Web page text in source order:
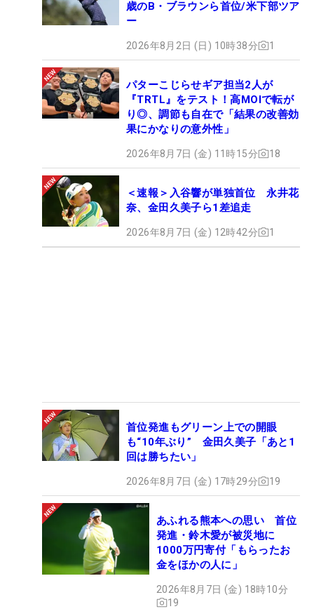
歳のB・ブラウンら首位/米下部ツア
ー
2026年8月2日 (日) 10時38分 1
パターこじらせギア担当2人が
『TRTL』をテスト！高MOIで転が
り◎、調節も自在で「結果の改善効
果にかなりの意外性」
2026年8月7日 (金) 11時15分 18
＜速報＞入谷響が単独首位 永井花
奈、金田久美子ら1差追走
2026年8月7日 (金) 12時42分 1
首位発進もグリーン上での開眼
も“10年ぶり” 金田久美子「あと1
回は勝ちたい」
2026年8月7日 (金) 17時29分 19
あふれる熊本への思い 首位
発進・鈴木愛が被災地に
1000万円寄付「もらったお
金をほかの人に」
2026年8月7日 (金) 18時10分
19